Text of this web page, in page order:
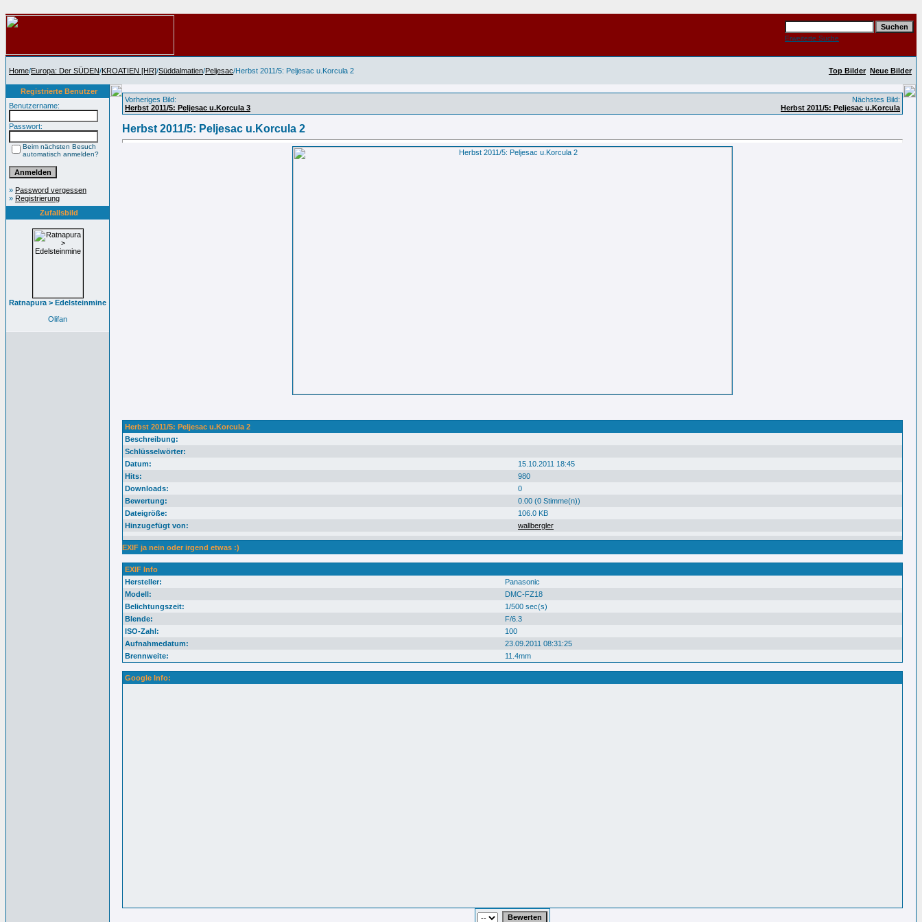
Erweiterte Suche
Home/Europa: Der SÜDEN/KROATIEN [HR]/Süddalmatien/Peljesac/Herbst 2011/5: Peljesac u.Korcula 2 Top Bilder Neue Bilder
Registrierte Benutzer
Benutzername:
Passwort:
Beim nächsten Besuch
automatisch anmelden?
» Password vergessen
» Registrierung
Zufallsbild
Ratnapura > Edelsteinmine
Olifan
Vorheriges Bild:
Herbst 2011/5: Peljesac u.Korcula 3
Nächstes Bild:
Herbst 2011/5: Peljesac u.Korcula
Herbst 2011/5: Peljesac u.Korcula 2
Herbst 2011/5: Peljesac u.Korcula 2
Beschreibung:
Schlüsselwörter:
Datum:
15.10.2011 18:45
Hits:
980
Downloads:
0
Bewertung:
0.00 (0 Stimme(n))
Dateigröße:
106.0 KB
Hinzugefügt von:
wallbergler
EXIF ja nein oder irgend etwas :)
EXIF Info
Hersteller:
Panasonic
Modell:
DMC-FZ18
Belichtungszeit:
1/500 sec(s)
Blende:
F/6.3
ISO-Zahl:
100
Aufnahmedatum:
23.09.2011 08:31:25
Brennweite:
11.4mm
Google Info: